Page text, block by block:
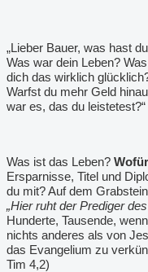
„Lieber Bauer, was hast
Was war dein Leben?
dich das wirklich
Warfst du mehr Geld
war es, das du leistetest?“
Was ist das Leben?
Ersparnisse, Titel und
du mit? Auf dem
„Hier ruht der Prediger
Hunderte, Tausende,
nichts anderes als von
das Evangelium zu
Tim 4,2)